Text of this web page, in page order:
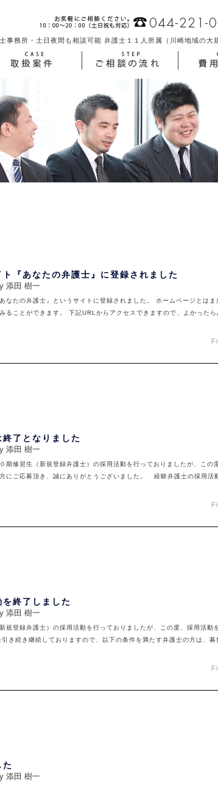
務所・土日夜間も相談可能 弁護士１１人所属（川崎地域の大
『あなたの弁護士』に登録されました
添田 樹一
なたの弁護士』というサイトに登録されました。 ホームページとはま
ることができます。 下記URLからアクセスできますので、よかったら
了となりました
添田 樹一
期修習生（新規登録弁護士）の採用活動を行っておりましたが、この
にご応募頂き、誠にありがとうございました。 経験弁護士の採用活
終了しました
添田 樹一
規登録弁護士）の採用活動を行っておりましたが、この度、採用活動
き続き継続しておりますので、以下の条件を満たす弁護士の方は、募
添田 樹一